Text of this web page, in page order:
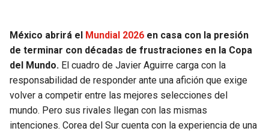
PANTHERS
TRAIL BLAZERS
JAZZ
México abrirá el Mundial 2026 en casa con la presión
de terminar con décadas de frustraciones en la Copa
del Mundo. El cuadro de Javier Aguirre carga con la
responsabilidad de responder ante una afición que exige
volver a competir entre las mejores selecciones del
mundo. Pero sus rivales llegan con las mismas
intenciones. Corea del Sur cuenta con la experiencia de una